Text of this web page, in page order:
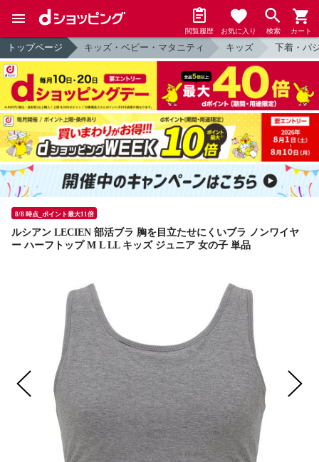
閲覧履歴 お気に入り 検索 カート
トップページ キッズ・ベビー・マタニティ キッズ 下着・パ
8/8 時点_ポイント最大11倍
ルシアン LECIEN 部活ブラ 胸を目立たせにくいブラ ノンワイヤ
ー ハーフトップ M L LL キッズ ジュニア 女の子 単品